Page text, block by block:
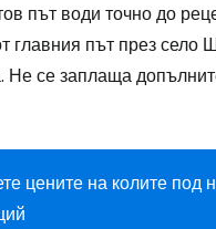
път води точно до
главния път през село
Не се заплаща
цените на колите под